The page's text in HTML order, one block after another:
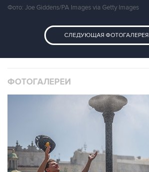
Фото: Joe Giddens/PA Images via Getty Images
СЛЕДУЮЩАЯ ФОТОГАЛЕРЕЯ
ФОТОГАЛЕРЕИ